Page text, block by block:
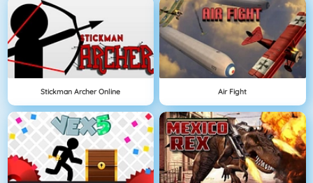
Stickman Archer Online Air Fight